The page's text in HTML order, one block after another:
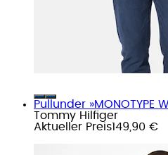
Pullunder »MONOTYPE
Tommy Hilfiger
Aktueller Preis149,90 €